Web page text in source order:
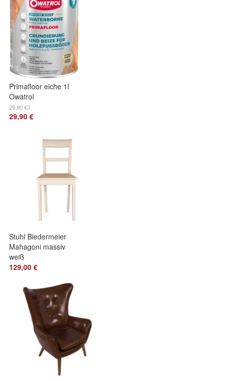
Primafloor eiche 1l
Owatrol
Einkomponenten
Hartgrund
29,90 €/l
29,90 €
Stuhl Biedermeier
Mahagoni massiv
weiß
Esszimmerstuhl
129,00 €